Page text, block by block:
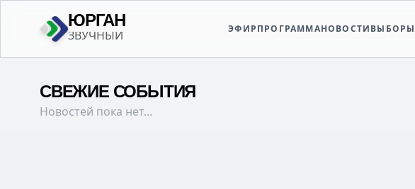
ЮРГАН ЭФИРПРОГРАММАНОВОСТИВЫБОРЫ
СВЕЖИЕ СОБЫТИЯ
Новостей пока нет...